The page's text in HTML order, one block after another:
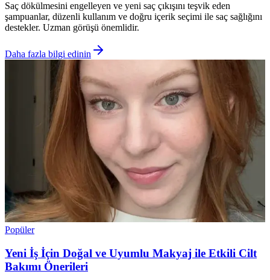
Saç dökülmesini engelleyen ve yeni saç çıkışını teşvik eden
şampuanlar, düzenli kullanım ve doğru içerik seçimi ile saç sağlığını
destekler. Uzman görüşü önemlidir.
Daha fazla bilgi edinin
Popüler
Yeni İş İçin Doğal ve Uyumlu Makyaj ile Etkili Cilt
Bakımı Önerileri